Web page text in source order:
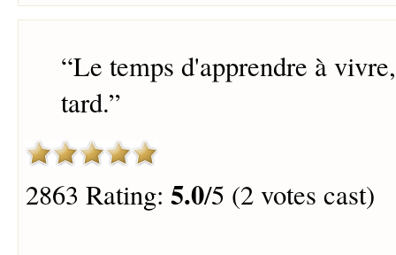
“Le temps d'apprendre à
tard.”
2863 Rating: 5.0/5 (2 votes cast)